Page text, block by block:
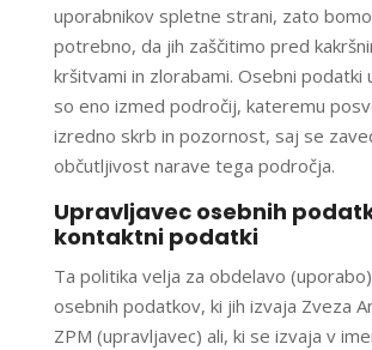
uporabnikov spletne strani, zato
potrebno, da jih zaščitimo pred
kršitvami in zlorabami. Osebni podatki
so eno izmed področij, kateremu
izredno skrb in pozornost, saj se
občutljivost narave tega področja.
Upravljavec osebnih
kontaktni podatki
Ta politika velja za obdelavo
osebnih podatkov, ki jih izvaja Zveza
ZPM (upravljavec) ali, ki se izvaja v